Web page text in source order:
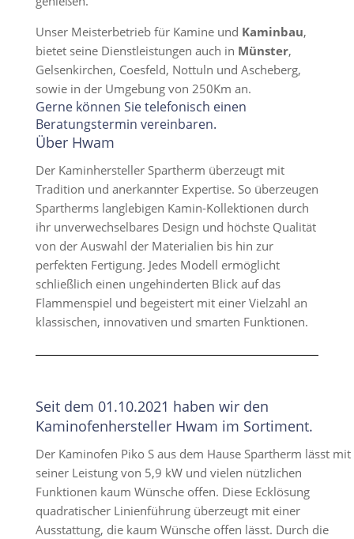
Unser Meisterbetrieb für Kamine und Kaminbau,
bietet seine Dienstleistungen auch in Münster,
Gelsenkirchen, Coesfeld, Nottuln und Ascheberg,
sowie in der Umgebung von 250Km an.
Gerne können Sie telefonisch einen
Beratungstermin vereinbaren.
Über Hwam
Der Kaminhersteller Spartherm überzeugt mit
Tradition und anerkannter Expertise. So überzeugen
Spartherms langlebigen Kamin-Kollektionen durch
ihr unverwechselbares Design und höchste Qualität
von der Auswahl der Materialien bis hin zur
perfekten Fertigung. Jedes Modell ermöglicht
schließlich einen ungehinderten Blick auf das
Flammenspiel und begeistert mit einer Vielzahl an
klassischen, innovativen und smarten Funktionen.
Seit dem 01.10.2021 haben wir den
Kaminofenhersteller Hwam im Sortiment.
Der Kaminofen Piko S aus dem Hause Spartherm lässt mit
seiner Leistung von 5,9 kW und vielen nützlichen
Funktionen kaum Wünsche offen. Diese Ecklösung
quadratischer Linienführung überzeugt mit einer
Ausstattung, die kaum Wünsche offen lässt. Durch die